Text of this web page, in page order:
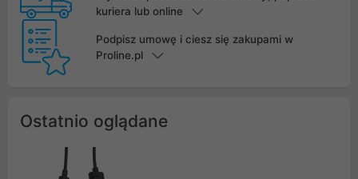
kuriera lub online
Podpisz umowę i ciesz się zakupami w
Proline.pl
Ostatnio oglądane